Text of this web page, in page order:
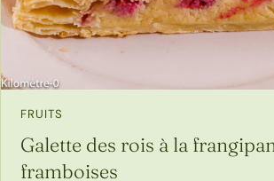
FRUITS
Galette des rois à la
framboises